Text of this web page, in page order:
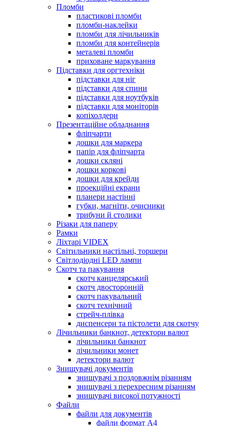
Пломби
пластикові пломби
пломби-наклейки
пломби для лічильників
пломби для контейнерів
металеві пломби
приховане маркування
Підставки для оргтехніки
підставки для ніг
підставки для спини
підставки для ноутбуків
підставки для моніторів
копіхолдери
Презентаційне обладнання
фліпчарти
дошки для маркера
папір для фліпчарта
дошки скляні
дошки коркові
дошки для крейди
проекційні екрани
планери настінні
губки, магніти, очисники
трибуни й столики
Різаки для паперу
Рамки
Ліхтарі VIDEX
Світильники настільні, торшери
Світлодіодні LED лампи
Скотч та пакування
скотч канцелярський
скотч двосторонній
скотч пакувальний
скотч технічний
стрейч-плівка
диспенсери та пістолети для скотчу
Лічильники банкнот, детектори валют
лічильники банкнот
лічильники монет
детектори валют
Знищувачі документів
знищувачі з поздовжнім різанням
знищувачі з перехресним різанням
знищувачі високої потужності
Файли
файли для документів
файли формат А4